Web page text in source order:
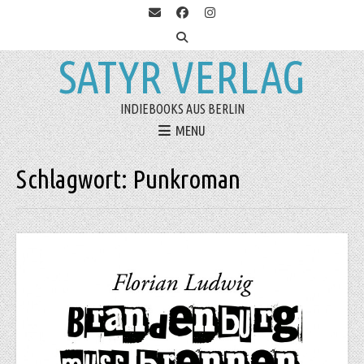
SATYR VERLAG
INDIEBOOKS AUS BERLIN
MENU
Schlagwort:Punkroman